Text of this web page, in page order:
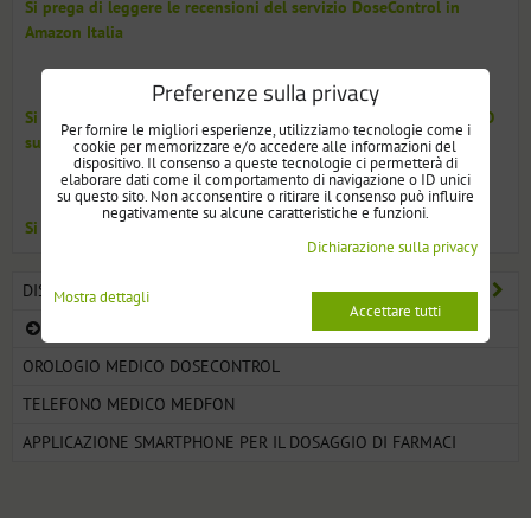
Si prega di leggere le recensioni del servizio DoseControl in
Amazon Italia
Si prega di leggere le recensioni dei nostri ultimi modelli EDOSO
su Amazon
Si prega di leggere le recensioni del modello 2021 su Amazon
DISTRIBUTORE AUTOMATICO DI PILLOLE DOSECONTROL
DOSATORI ELETTRONICI DI MEDICAMENTI
OROLOGIO MEDICO DOSECONTROL
TELEFONO MEDICO MEDFON
APPLICAZIONE SMARTPHONE PER IL DOSAGGIO DI FARMACI
Preferenze sulla privacy
Per fornire le migliori esperienze, utilizziamo tecnologie come i
cookie per memorizzare e/o accedere alle informazioni del
dispositivo. Il consenso a queste tecnologie ci permetterà di
elaborare dati come il comportamento di navigazione o ID unici
su questo sito. Non acconsentire o ritirare il consenso può influire
negativamente su alcune caratteristiche e funzioni.
Dichiarazione sulla privacy
Mostra dettagli
Accettare tutti